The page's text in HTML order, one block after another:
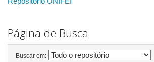
Página de Busca
Buscar em: